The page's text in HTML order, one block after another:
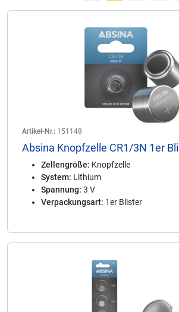
Artikel-Nr.: 151148
Absina Knopfzelle CR1/3N 1er
Zellengröße: Knopfzelle
System: Lithium
Spannung: 3 V
Verpackungsart: 1er Blister